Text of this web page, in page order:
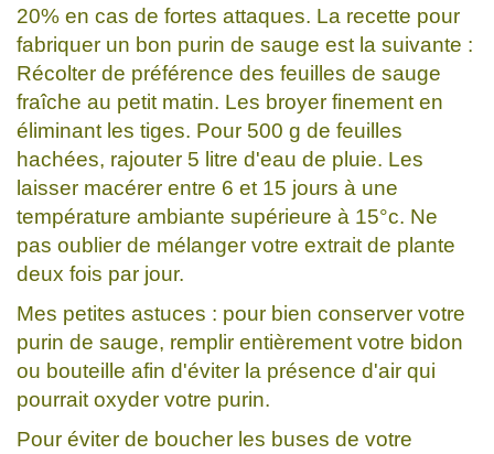
20% en cas de fortes attaques. La recette pour
fabriquer un bon purin de sauge est la suivante :
Récolter de préférence des feuilles de sauge
fraîche au petit matin. Les broyer finement en
éliminant les tiges. Pour 500 g de feuilles
hachées, rajouter 5 litre d'eau de pluie. Les
laisser macérer entre 6 et 15 jours à une
température ambiante supérieure à 15°c. Ne
pas oublier de mélanger votre extrait de plante
deux fois par jour.
Mes petites astuces : pour bien conserver votre
purin de sauge, remplir entièrement votre bidon
ou bouteille afin d'éviter la présence d'air qui
pourrait oxyder votre purin.
Pour éviter de boucher les buses de votre